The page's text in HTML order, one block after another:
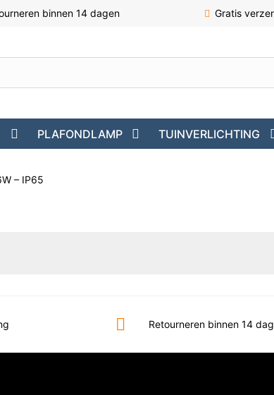
binnen 14 dagen Gratis
PLAFONDLAMP TUINVERLICHTING
– IP65
Retourneren binnen 14